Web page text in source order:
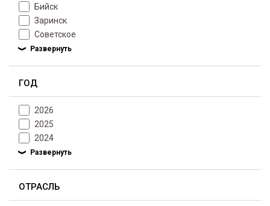
Бийск
Заринск
Советское
ГОД
2026
2025
2024
ОТРАСЛЬ